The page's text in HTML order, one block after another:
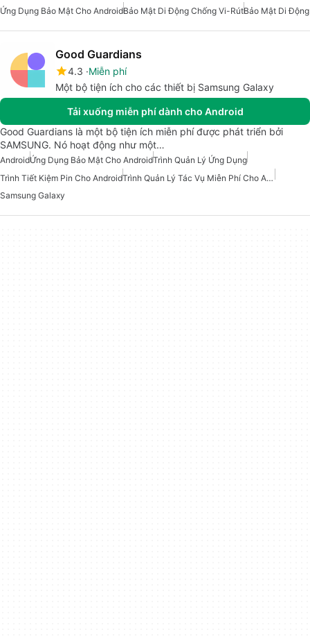
Ứng Dụng Bảo Mật Cho AndroidBảo Mật Di Động Chống Vi-RútBảo Mật Di Động
Good Guardians
4.3 Miễn phí
Một bộ tiện ích cho các thiết bị Samsung Galaxy
Tải xuống miễn phí dành cho Android
Good Guardians là một bộ tiện ích miễn phí được phát triển bởi
SAMSUNG. Nó hoạt động như một…
AndroidỨng Dụng Bảo Mật Cho AndroidTrình Quản Lý Ứng Dụng
Trình Tiết Kiệm Pin Cho Android
Trình Quản Lý Tác Vụ Miễn Phí Cho Android
Samsung Galaxy